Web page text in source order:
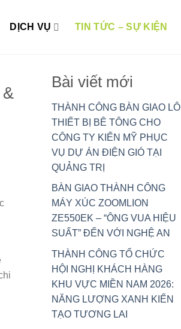
DỊCH VỤ TIN TỨC – SỰ KIỆN
Bài viết mới
THÀNH CÔNG BÀN GIAO LÔ
THIẾT BỊ BÊ TÔNG CHO
CÔNG TY KIẾN MỸ PHỤC
VỤ DỰ ÁN ĐIỆN GIÓ TẠI
QUẢNG TRỊ
BÀN GIAO THÀNH CÔNG
MÁY XÚC ZOOMLION
ZE550EK – “ÔNG VUA HIỆU
SUẤT” ĐẾN VỚI NGHỆ AN
THÀNH CÔNG TỔ CHỨC
HỘI NGHỊ KHÁCH HÀNG
KHU VỰC MIỀN NAM 2026:
NĂNG LƯỢNG XANH KIẾN
TẠO TƯƠNG LAI